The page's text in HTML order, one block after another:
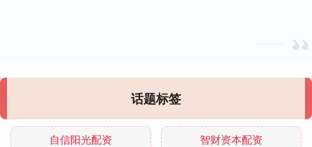
话题标签
自信阳光配资 智财资本配资